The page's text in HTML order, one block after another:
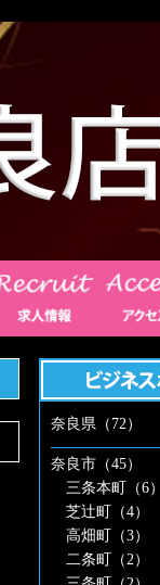
奈良県（72）
奈良市（45）
三条本町（6）
芝辻町（4）
高畑町（3）
二条町（2）